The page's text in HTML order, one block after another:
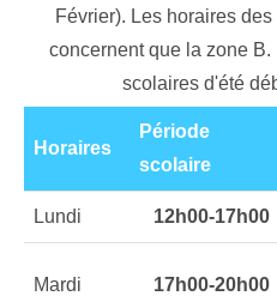
Février). Les horaires
concernent que la zone
scolaires d'été
Horaires
Période
scolaire
Lundi 12h00-17h00
Mardi 17h00-20h00